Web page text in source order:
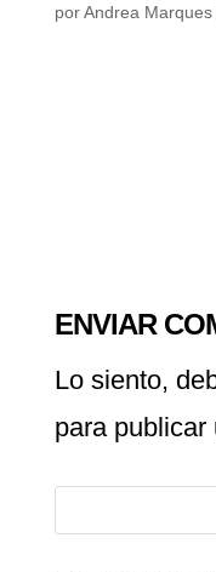
porAndrea Marques
ENVIAR
Lo siento,
para publicar